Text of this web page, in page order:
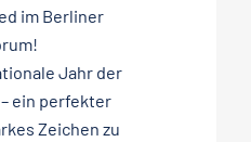
im Berliner
Jahr der
ein perfekter
Zeichen zu